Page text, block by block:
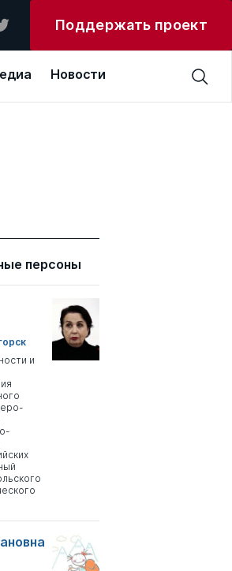
Поддержать проект
Новости
персоны
и